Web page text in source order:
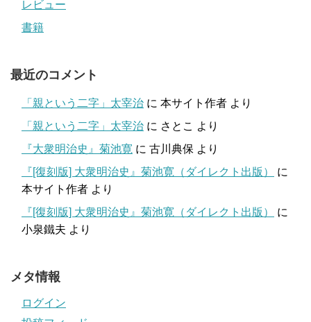
レビュー
書籍
最近のコメント
「親という二字」太宰治 に 本サイト作者 より
「親という二字」太宰治 に さとこ より
『大衆明治史』菊池寛 に 古川典保 より
『[復刻版] 大衆明治史』菊池寛（ダイレクト出版）
に
本サイト作者 より
『[復刻版] 大衆明治史』菊池寛（ダイレクト出版）
に
小泉鐵夫 より
メタ情報
ログイン